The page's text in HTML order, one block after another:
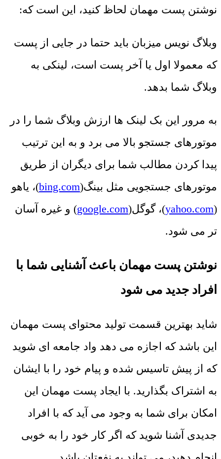
نوشتن پست مهمان لحاظ کنید، این است که:
وبلاگ نویس میزبان باید حتما در جایی از پست
که معمولا اول یا آخر پست است، لینکی به
وبلاگ شما بدهد.
به مرور این بک لینک ها ارزش وبلاگ شما را در
موتورهای جستجو بالا می برد و به این ترتیب
پیدا کردن مطالب شما برای دیگران از طریق
موتورهای جستجویی مثل بینگ(bing.com)، یاهو
(
yahoo.com)، گوگل(google.com) و غیره آسان
تر می شود.
نوشتن پست مهمان باعث آشنایی شما با
افراد جدید می شود
شاید بهترین قسمت تولید محتوای پست مهمان
این باشد که اجازه می دهد واد جامعه ای شوید
که از پیش تاسیس شده و پیام خود را با ایشان
به اشتراک بگذارید. با ایجاد پست مهمان این
امکان برای شما به وجود می آید که با افراد
جدیدی آشنا شوید که اگر کار خود را به خوبی